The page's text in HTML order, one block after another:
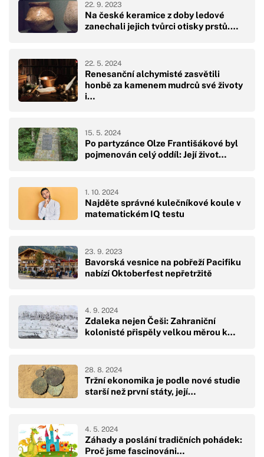
Na české keramice z doby ledové
zanechali jejich tvůrci otisky prstů.…
22. 9. 2023
Renesanční alchymisté zasvětili
honbě za kamenem mudrců své životy
i…
22. 5. 2024
Po partyzánce Olze Františákové byl
pojmenován celý oddíl: Její život…
15. 5. 2024
Najděte správné kulečníkové koule v
matematickém IQ testu
1. 10. 2024
Bavorská vesnice na pobřeží Pacifiku
nabízí Oktoberfest nepřetržitě
23. 9. 2023
Zdaleka nejen Češi: Zahraniční
kolonisté přispěly velkou měrou k…
4. 9. 2024
Tržní ekonomika je podle nové studie
starší než první státy, její…
28. 8. 2024
Záhady a poslání tradičních pohádek:
Proč jsme fascinováni…
4. 5. 2024